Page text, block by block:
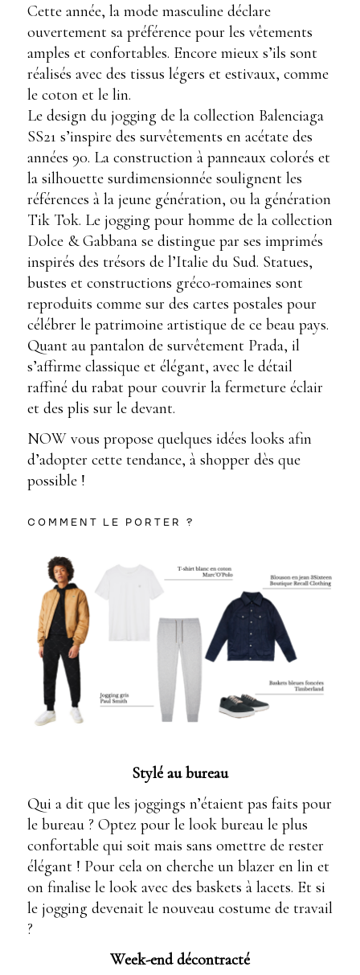
Cette année, la mode masculine déclare
ouvertement sa préférence pour les vêtements
amples et confortables. Encore mieux s’ils sont
réalisés avec des tissus légers et estivaux, comme
le coton et le lin.
Le design du jogging de la collection Balenciaga
SS21 s’inspire des survêtements en acétate des
années 90. La construction à panneaux colorés et
la silhouette surdimensionnée soulignent les
références à la jeune génération, ou la génération
Tik Tok. Le jogging pour homme de la collection
Dolce & Gabbana se distingue par ses imprimés
inspirés des trésors de l’Italie du Sud. Statues,
bustes et constructions gréco-romaines sont
reproduits comme sur des cartes postales pour
célébrer le patrimoine artistique de ce beau pays.
Quant au pantalon de survêtement Prada, il
s’affirme classique et élégant, avec le détail
raffiné du rabat pour couvrir la fermeture éclair
et des plis sur le devant.
NOW vous propose quelques idées looks afin
d’adopter cette tendance, à shopper dès que
possible !
COMMENT LE PORTER ?
Stylé au bureau
Qui a dit que les joggings n’étaient pas faits pour
le bureau ? Optez pour le look bureau le plus
confortable qui soit mais sans omettre de rester
élégant ! Pour cela on cherche un blazer en lin et
on finalise le look avec des baskets à lacets. Et si
le jogging devenait le nouveau costume de travail
?
Week-end décontracté